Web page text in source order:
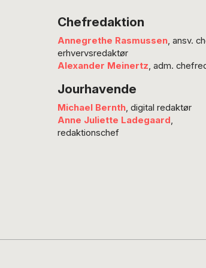
krystalklare
også en ø,
sociale og
på Le Pen.
Chefredaktion
Annegrethe Rasmussen, ansv.
erhvervsredaktør
Alexander Meinertz, adm.
Jourhavende
Michael Bernth, digital redaktør
Anne Juliette Ladegaard,
redaktionschef